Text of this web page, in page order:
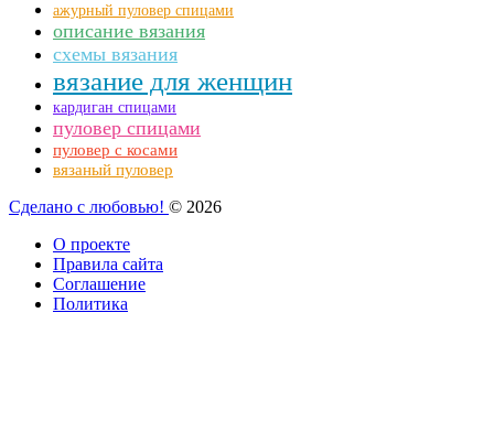
ажурный пуловер спицами
описание вязания
схемы вязания
вязание для женщин
кардиган спицами
пуловер спицами
пуловер с косами
вязаный пуловер
Сделано с любовью! © 2026
О проекте
Правила сайта
Соглашение
Политика